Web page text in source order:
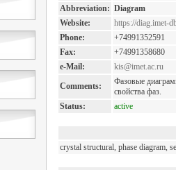
Abbreviation: Diagram
Website:
https://diag.imet-
Phone:
+74991352591
Fax:
+74991358680
e-Mail:
kis@imet.ac.ru
Comments:
Фазовые
свойства фаз.
Status:
active
crystal structural, phase diagram,